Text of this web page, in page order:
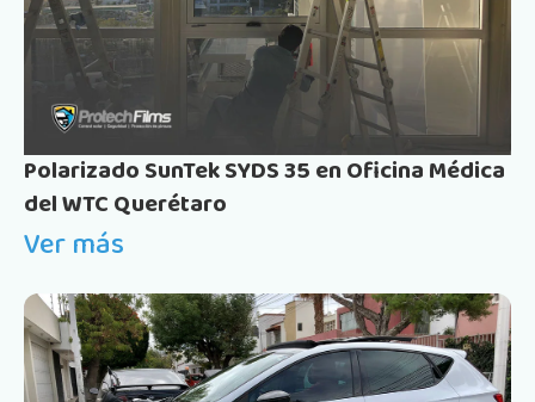
Polarizado SunTek SYDS 35 en Oficina Médica
del WTC Querétaro
Ver más